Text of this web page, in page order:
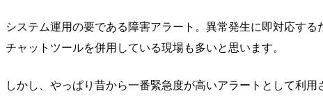
システム運用の要である障害アラート。異常発生に即対応す
チャットツールを併用している現場も多いと思います。
しかし、やっぱり昔から一番緊急度が高いアラートとして利用